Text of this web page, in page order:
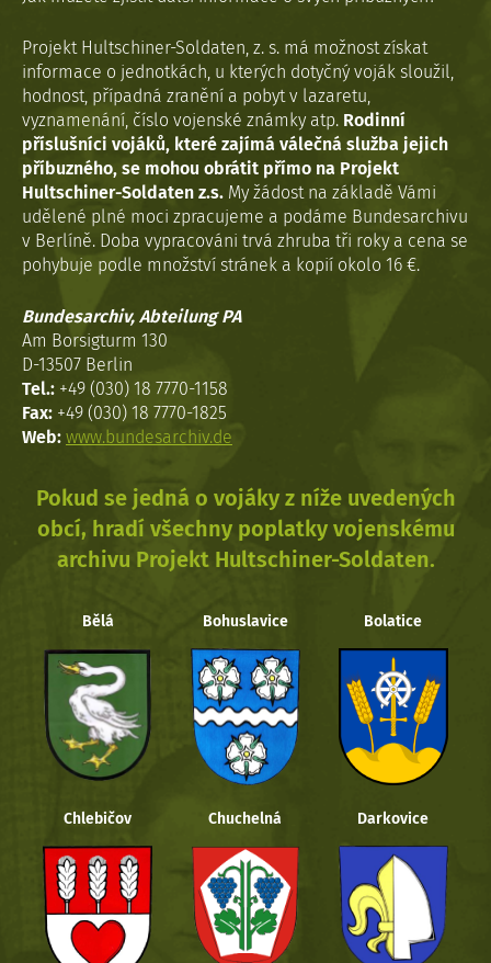
Projekt Hultschiner-Soldaten, z. s. má možnost získat
informace o jednotkách, u kterých dotyčný voják sloužil,
hodnost, případná zranění a pobyt v lazaretu,
vyznamenání, číslo vojenské známky atp. Rodinní
příslušníci vojáků, které zajímá válečná služba jejich
příbuzného, se mohou obrátit přímo na Projekt
Hultschiner-Soldaten z.s. My žádost na základě Vámi
udělené plné moci zpracujeme a podáme Bundesarchivu
v Berlíně. Doba vypracováni trvá zhruba tři roky a cena se
pohybuje podle množství stránek a kopií okolo 16 €.
Bundesarchiv, Abteilung PA
Am Borsigturm 130
D-13507 Berlin
Tel.: +49 (030) 18 7770-1158
Fax: +49 (030) 18 7770-1825
Web: www.bundesarchiv.de
Pokud se jedná o vojáky z níže uvedených
obcí, hradí všechny poplatky vojenskému
archivu Projekt Hultschiner-Soldaten.
Bělá Bohuslavice Bolatice
Chlebičov Chuchelná Darkovice